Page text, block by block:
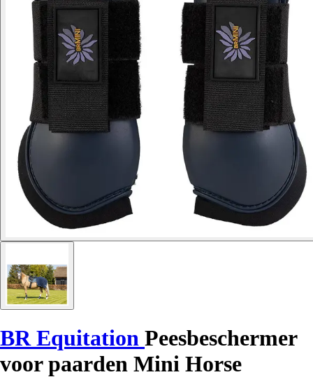
BR Equitation Peesbeschermer
voor paarden Mini Horse